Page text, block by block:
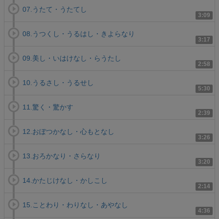
3:09
07.うたて・うたてし
3:17
08.うつくし・うるはし・きよらなり
2:58
09.美し・いはけなし・らうたし
5:30
10.うるさし・うるせし
2:39
11.驚く・驚かす
3:26
12.おぼつかなし・心もとなし
3:20
13.おろかなり・さらなり
2:14
14.かたじけなし・かしこし
4:36
15.ことわり・わりなし・あやなし